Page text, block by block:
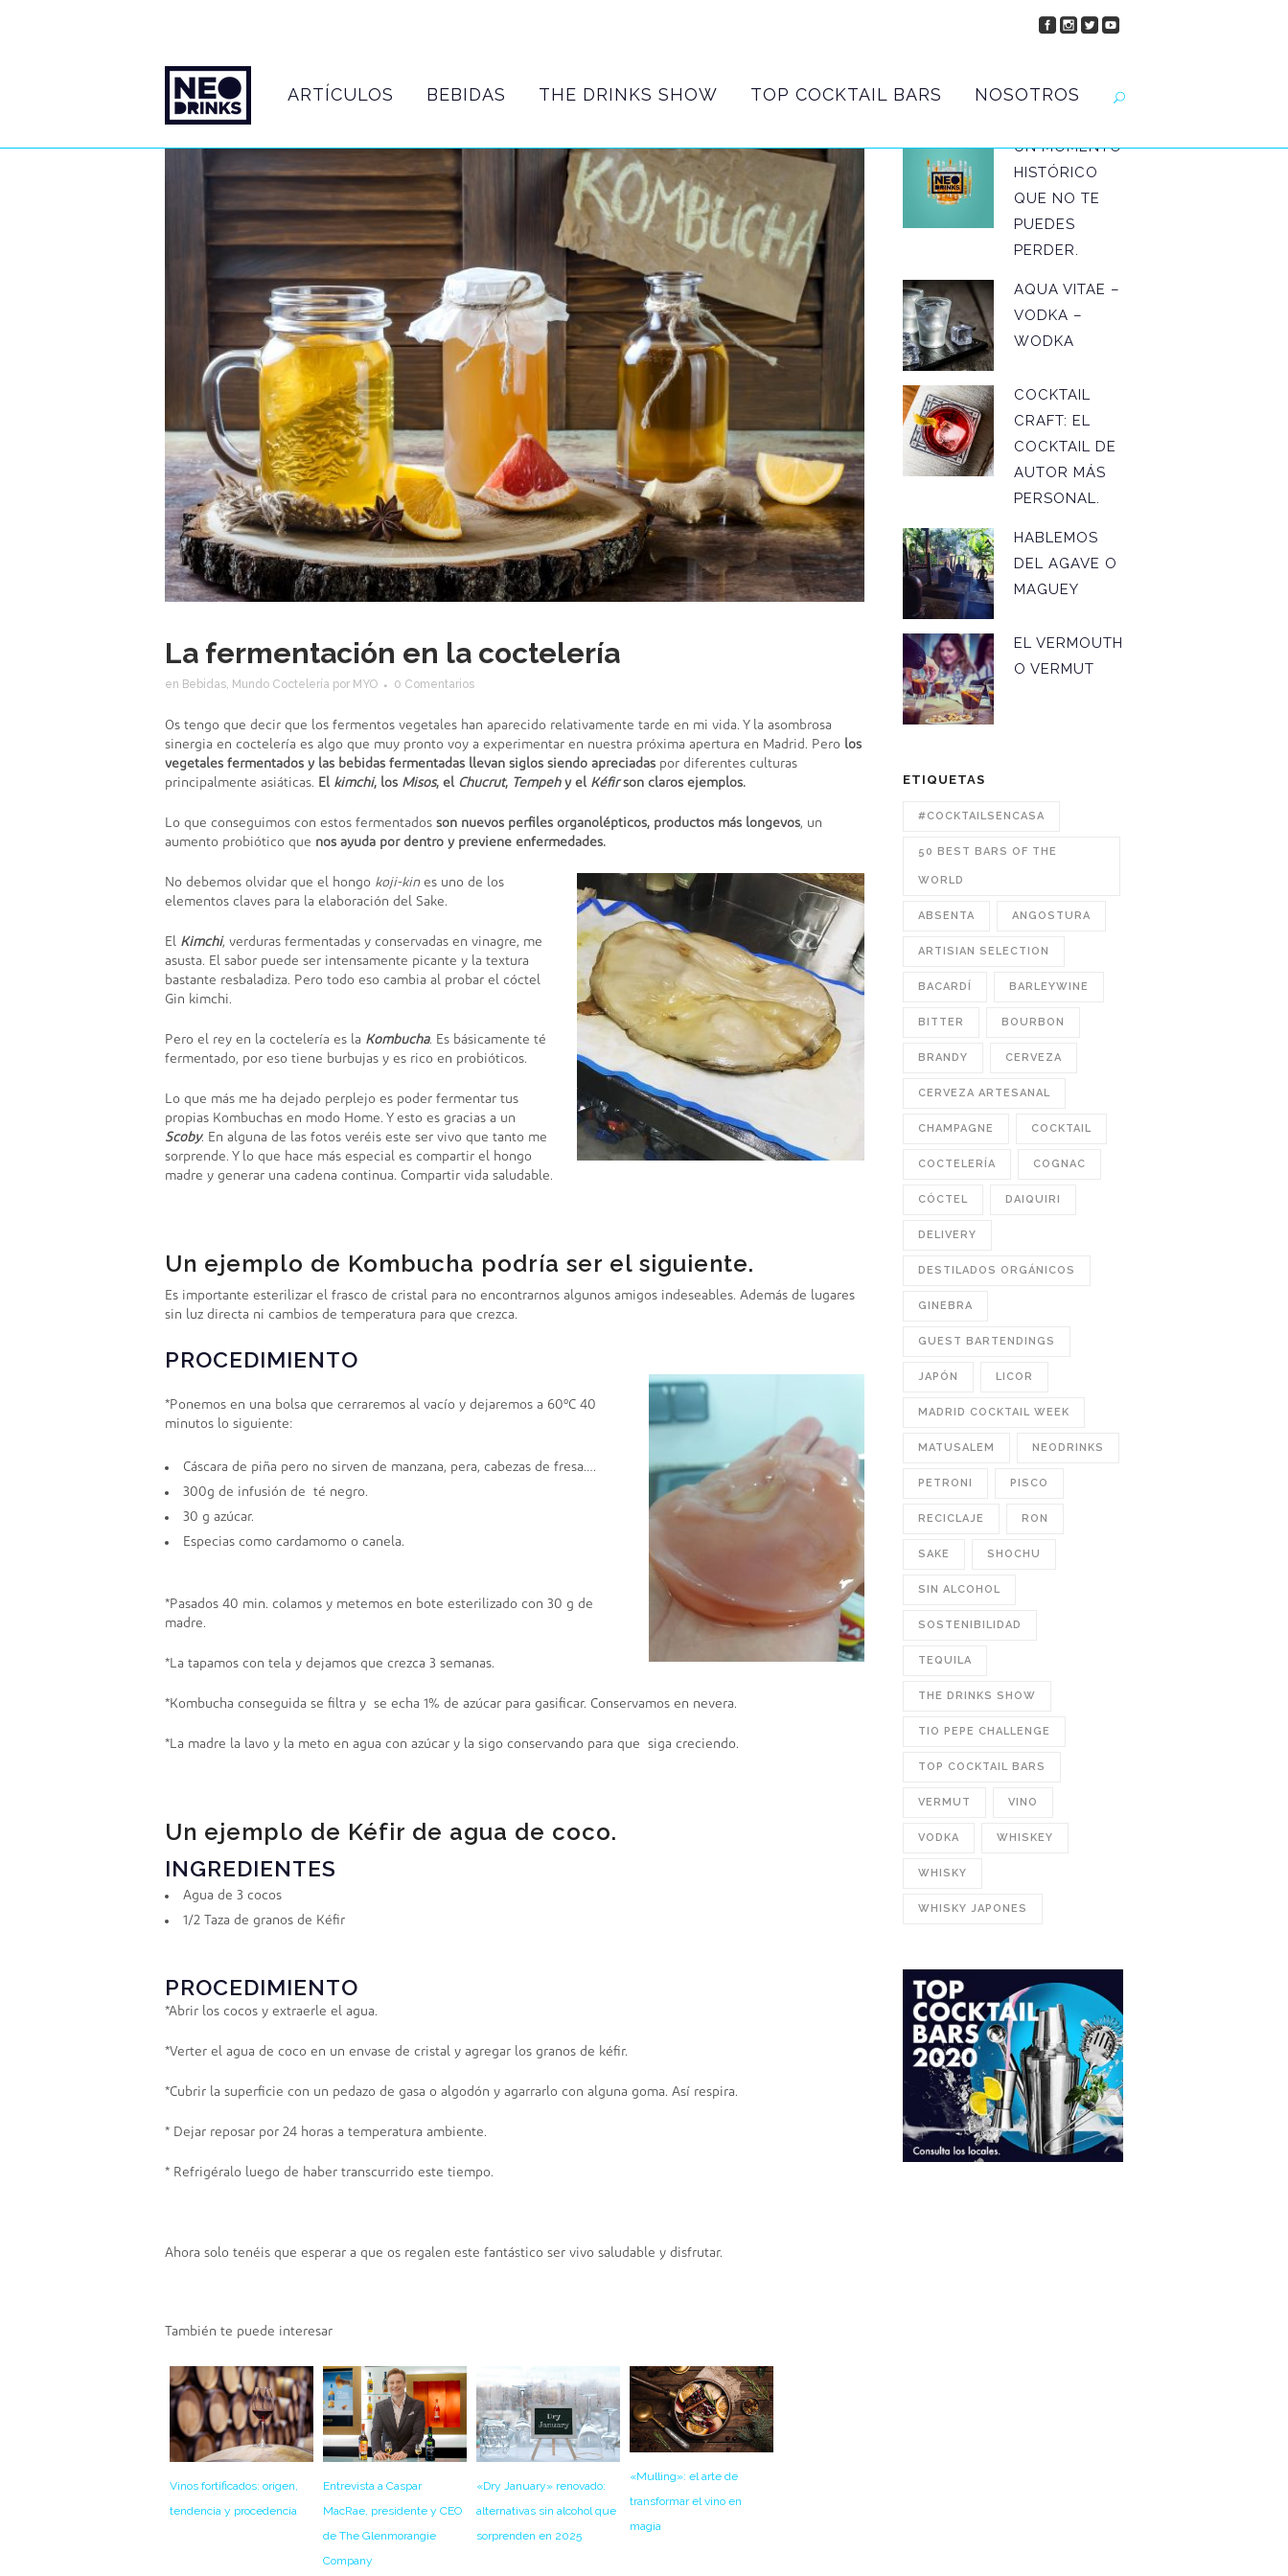
ARTÍCULOS BEBIDAS THE DRINKS SHOW TOP COCKTAIL BARS NOSOTROS
La fermentación en la coctelería
en Bebidas, Mundo Coctelería por MYO 0 Comentarios
Os tengo que decir que los fermentos vegetales han aparecido relativamente tarde en mi vida. Y la asombrosa
sinergia en coctelería es algo que muy pronto voy a experimentar en nuestra próxima apertura en Madrid. Pero los
vegetales fermentados y las bebidas fermentadas llevan siglos siendo apreciadas por diferentes culturas
principalmente asiáticas. El kimchi, los Misos, el Chucrut, Tempehy el Kéfirson claros ejemplos.
Lo que conseguimos con estos fermentados son nuevos perfiles organolépticos, productos más longevos, un
aumento probiótico que nos ayuda por dentro y previene enfermedades.
No debemos olvidar que el hongo koji-kines uno de los
elementos claves para la elaboración del Sake.
El Kimchi, verduras fermentadas y conservadas en vinagre, me
asusta. El sabor puede ser intensamente picante y la textura
bastante resbaladiza. Pero todo eso cambia al probar el cóctel
Gin kimchi.
Pero el rey en la coctelería es la Kombucha. Es básicamente té
fermentado, por eso tiene burbujas y es rico en probióticos.
Lo que más me ha dejado perplejo es poder fermentar tus
propias Kombuchas en modo Home. Y esto es gracias a un
Scoby. En alguna de las fotos veréis este ser vivo que tanto me
sorprende. Y lo que hace más especial es compartir el hongo
madre y generar una cadena continua. Compartir vida saludable.
Un ejemplo de Kombucha podría ser el siguiente.
Es importante esterilizar el frasco de cristal para no encontrarnos algunos amigos indeseables. Además de lugares
sin luz directa ni cambios de temperatura para que crezca.
PROCEDIMIENTO
*Ponemos en una bolsa que cerraremos al vacío y dejaremos a 60ºC 40
minutos lo siguiente:
Cáscara de piña pero no sirven de manzana, pera, cabezas de fresa….
300g de infusión de té negro.
30 g azúcar.
Especias como cardamomo o canela.
*Pasados 40 min. colamos y metemos en bote esterilizado con 30 g de
madre.
*La tapamos con tela y dejamos que crezca 3 semanas.
*Kombucha conseguida se filtra y se echa 1% de azúcar para gasificar. Conservamos en nevera.
*La madre la lavo y la meto en agua con azúcar y la sigo conservando para que siga creciendo.
Un ejemplo de Kéfir de agua de coco.
INGREDIENTES
Agua de 3 cocos
1/2 Taza de granos de Kéfir
PROCEDIMIENTO
*Abrir los cocos y extraerle el agua.
*Verter el agua de coco en un envase de cristal y agregar los granos de kéfir.
*Cubrir la superficie con un pedazo de gasa o algodón y agarrarlo con alguna goma. Así respira.
* Dejar reposar por 24 horas a temperatura ambiente.
* Refrigéralo luego de haber transcurrido este tiempo.
Ahora solo tenéis que esperar a que os regalen este fantástico ser vivo saludable y disfrutar.
También te puede interesar
Vinos fortificados: origen,
tendencia y procedencia
Entrevista a Caspar
MacRae, presidente y CEO
de The Glenmorangie
Company
«Dry January» renovado:
alternativas sin alcohol que
sorprenden en 2025
«Mulling»: el arte de
transformar el vino en
magia
UN MOMENTO
HISTÓRICO
QUE NO TE
PUEDES
PERDER.
AQUA VITAE –
VODKA –
WODKA
COCKTAIL
CRAFT: EL
COCKTAIL DE
AUTOR MÁS
PERSONAL.
HABLEMOS
DEL AGAVE O
MAGUEY
EL VERMOUTH
O VERMUT
ETIQUETAS
#COCKTAILSENCASA
50 BEST BARS OF THE
WORLD
ABSENTA ANGOSTURA
ARTISIAN SELECTION
BACARDÍ BARLEYWINE
BITTER BOURBON
BRANDY CERVEZA
CERVEZA ARTESANAL
CHAMPAGNE COCKTAIL
COCTELERÍA COGNAC
CÓCTEL DAIQUIRI
DELIVERY
DESTILADOS ORGÁNICOS
GINEBRA
GUEST BARTENDINGS
JAPÓN LICOR
MADRID COCKTAIL WEEK
MATUSALEM NEODRINKS
PETRONI PISCO
RECICLAJE RON
SAKE SHOCHU
SIN ALCOHOL
SOSTENIBILIDAD
TEQUILA
THE DRINKS SHOW
TIO PEPE CHALLENGE
TOP COCKTAIL BARS
VERMUT VINO
VODKA WHISKEY
WHISKY
WHISKY JAPONES